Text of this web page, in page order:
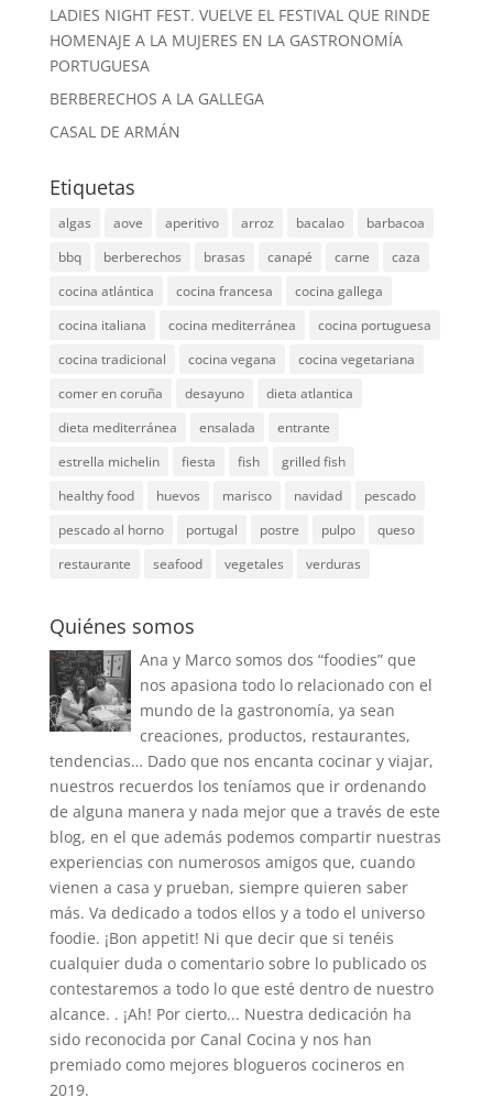
LADIES NIGHT FEST. VUELVE EL FESTIVAL QUE RINDE
HOMENAJE A LA MUJERES EN LA GASTRONOMÍA
PORTUGUESA
BERBERECHOS A LA GALLEGA
CASAL DE ARMÁN
Etiquetas
algas aove aperitivo arroz bacalao
barbacoa
bbq
berberechos brasas canapé carne
caza
cocina atlántica
cocina francesa
cocina gallega
cocina italiana
cocina mediterránea
cocina portuguesa
cocina tradicional
cocina vegana
cocina vegetariana
comer en coruña
desayuno
dieta atlantica
dieta mediterránea
ensalada
entrante
estrella michelin
fiesta fish
grilled fish
healthy food
huevos marisco navidad
pescado
pescado al horno
portugal postre pulpo
queso
restaurante
seafood vegetales verduras
Quiénes somos
Ana y Marco somos dos “foodies” que
nos apasiona todo lo relacionado con el
mundo de la gastronomía, ya sean
creaciones, productos, restaurantes,
tendencias… Dado que nos encanta cocinar y viajar,
nuestros recuerdos los teníamos que ir ordenando
de alguna manera y nada mejor que a través de este
blog, en el que además podemos compartir nuestras
experiencias con numerosos amigos que, cuando
vienen a casa y prueban, siempre quieren saber
más. Va dedicado a todos ellos y a todo el universo
foodie. ¡Bon appetit! Ni que decir que si tenéis
cualquier duda o comentario sobre lo publicado os
contestaremos a todo lo que esté dentro de nuestro
alcance. . ¡Ah! Por cierto... Nuestra dedicación ha
sido reconocida por Canal Cocina y nos han
premiado como mejores blogueros cocineros en
2019.